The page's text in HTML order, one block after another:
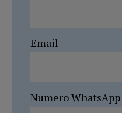
Email
Numero WhatsApp